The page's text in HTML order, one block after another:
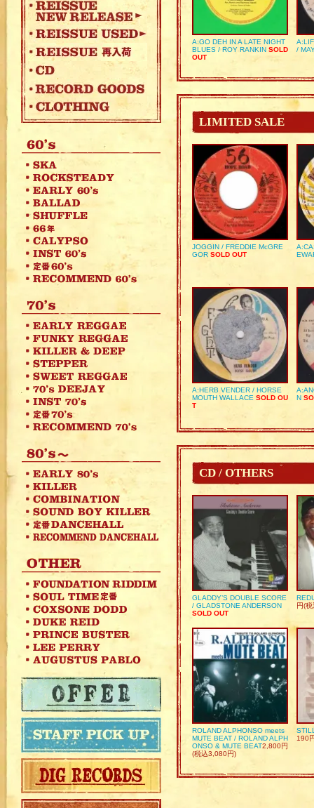
A:GO DEH IN A LATE NIGHT
BLUES / ROY RANKIN SOLD
OUT
/
LIMITED SALE
JOGGIN / FREDDIE McGRE
GOR SOLD OUT
A:HERB VENDER / HORSE
MOUTH WALLACE SOLD OU
T
N
CD / OTHERS
GLADDY’S DOUBLE SCORE
/ GLADSTONE ANDERSON
SOLD OUT
円(
ROLAND ALPHONSO meets
MUTE BEAT / ROLAND ALPH
ONSO & MUTE BEAT2,800円
(税込3,080円)
190